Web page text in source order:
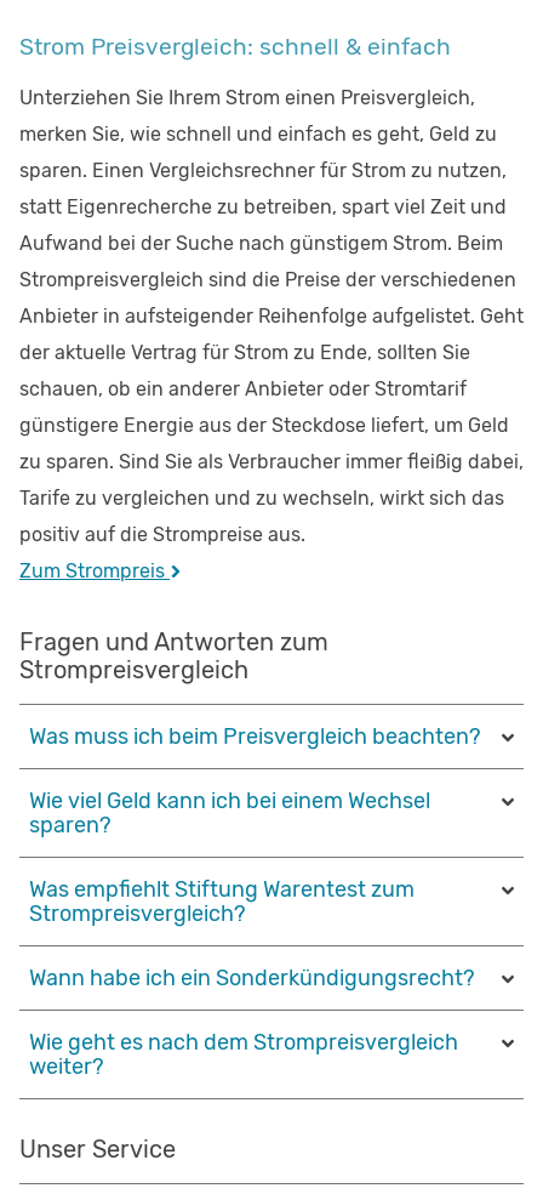
Strom Preisvergleich: schnell & einfach
Unterziehen Sie Ihrem Strom einen Preisvergleich,
merken Sie, wie schnell und einfach es geht, Geld zu
sparen. Einen Vergleichsrechner für Strom zu nutzen,
statt Eigenrecherche zu betreiben, spart viel Zeit und
Aufwand bei der Suche nach günstigem Strom. Beim
Strompreisvergleich sind die Preise der verschiedenen
Anbieter in aufsteigender Reihenfolge aufgelistet. Geht
der aktuelle Vertrag für Strom zu Ende, sollten Sie
schauen, ob ein anderer Anbieter oder Stromtarif
günstigere Energie aus der Steckdose liefert, um Geld
zu sparen. Sind Sie als Verbraucher immer fleißig dabei,
Tarife zu vergleichen und zu wechseln, wirkt sich das
positiv auf die Strompreise aus.
Zum Strompreis
Fragen und Antworten zum
Strompreisvergleich
Was muss ich beim Preisvergleich beachten?
Wie viel Geld kann ich bei einem Wechsel
sparen?
Was empfiehlt Stiftung Warentest zum
Strompreisvergleich?
Wann habe ich ein Sonderkündigungsrecht?
Wie geht es nach dem Strompreisvergleich
weiter?
Unser Service